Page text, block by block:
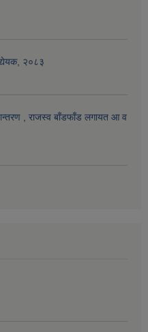
२०८३
, राजस्व बाँडफाँड लगायत आ व